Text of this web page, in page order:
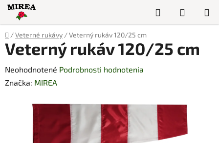
Prejsť
obsah
Hľadať
KOŠÍK
Domov
/Veterné rukávy /Veterný rukáv 120/25 cm
Veterný rukáv 120/25 cm
Priemerné
hodnotenie
Neohodnotené Podrobnosti hodnotenia
Značka: MIREA